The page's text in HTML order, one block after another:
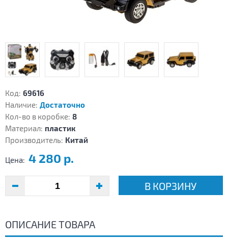
Код: 69616
Наличие: Достаточно
Кол-во в коробке: 8
Материал: пластик
Производитель: Китай
Цена: 4 280 р.
В КОРЗИНУ
ОПИСАНИЕ ТОВАРА